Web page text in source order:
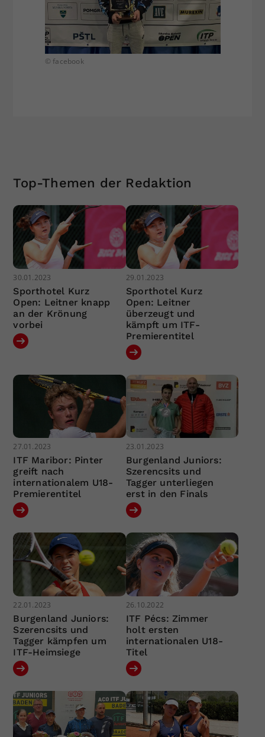
© facebook
Top-Themen der Redaktion
30.01.2023
Sporthotel Kurz
Open: Leitner knapp
an der Krönung
vorbei
29.01.2023
Sporthotel Kurz
Open: Leitner
überzeugt und
kämpft um ITF-
Premierentitel
27.01.2023
ITF Maribor: Pinter
greift nach
internationalem U18-
Premierentitel
23.01.2023
Burgenland Juniors:
Szerencsits und
Tagger unterliegen
erst in den Finals
22.01.2023
Burgenland Juniors:
Szerencsits und
Tagger kämpfen um
ITF-Heimsiege
26.10.2022
ITF Pécs: Zimmer
holt ersten
internationalen U18-
Titel